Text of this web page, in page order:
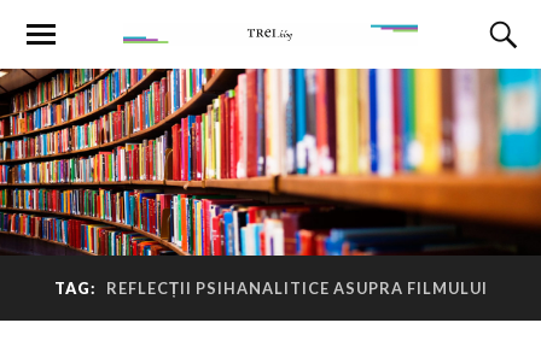
TAG: REFLECȚII PSIHANALITICE ASUPRA FILMULUI